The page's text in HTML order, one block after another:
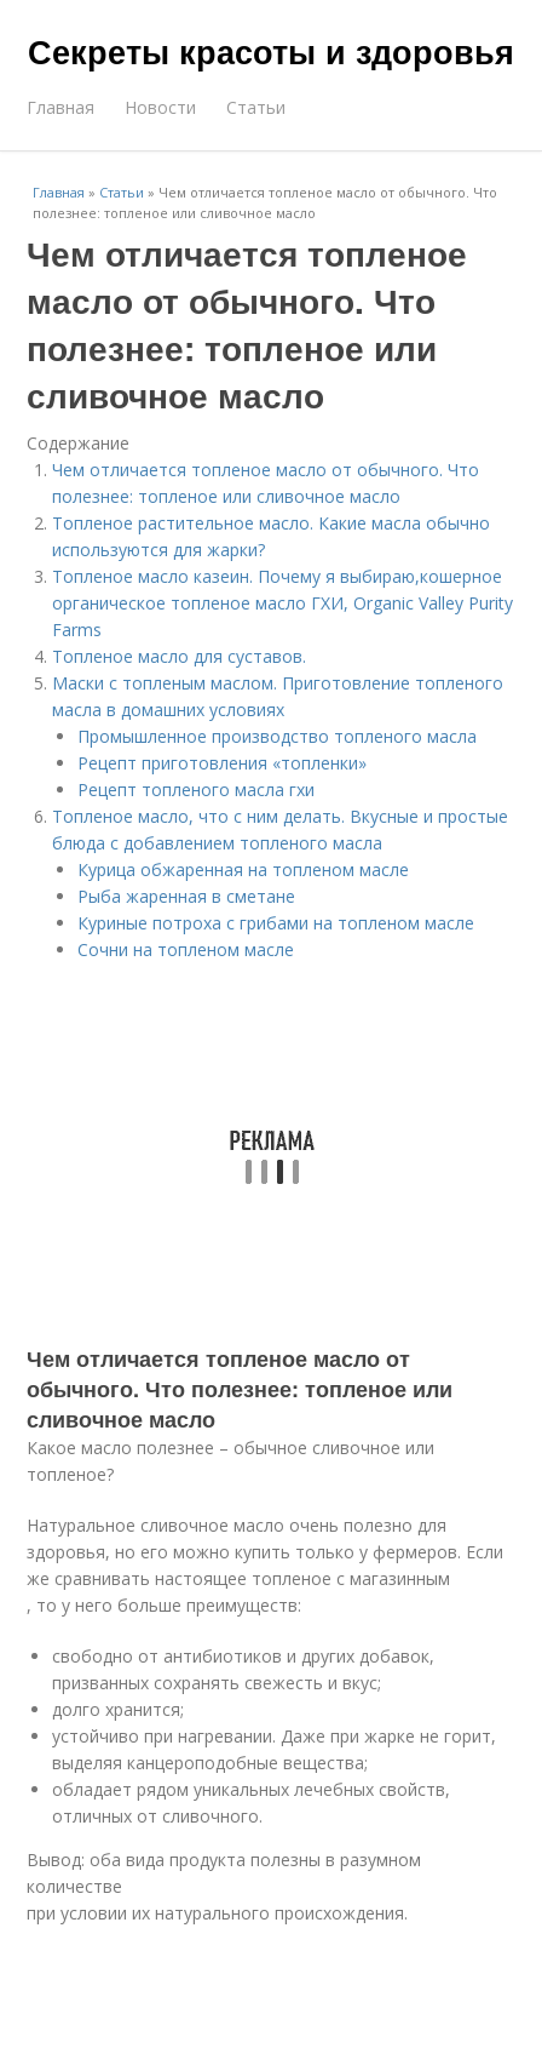
Секреты красоты и здоровья
Главная Новости Статьи
Главная » Статьи » Чем отличается топленое масло от обычного. Что
полезнее: топленое или сливочное масло
Чем отличается топленое
масло от обычного. Что
полезнее: топленое или
сливочное масло
Содержание
Чем отличается топленое масло от обычного. Что
полезнее: топленое или сливочное масло
Топленое растительное масло. Какие масла обычно
используются для жарки?
Топленое масло казеин. Почему я выбираю,кошерное
органическое топленое масло ГХИ, Organic Valley Purity
Farms
Топленое масло для суставов.
Маски с топленым маслом. Приготовление топленого
масла в домашних условиях
Промышленное производство топленого масла
Рецепт приготовления «топленки»
Рецепт топленого масла гхи
Топленое масло, что с ним делать. Вкусные и простые
блюда с добавлением топленого масла
Курица обжаренная на топленом масле
Рыба жаренная в сметане
Куриные потроха с грибами на топленом масле
Сочни на топленом масле
Чем отличается топленое масло от
обычного. Что полезнее: топленое или
сливочное масло
Какое масло полезнее – обычное сливочное или
топленое?
Натуральное сливочное масло очень полезно для
здоровья, но его можно купить только у фермеров. Если
же сравнивать настоящее топленое с магазинным
, то у него больше преимуществ:
свободно от антибиотиков и других добавок,
призванных сохранять свежесть и вкус;
долго хранится;
устойчиво при нагревании. Даже при жарке не горит,
выделяя канцероподобные вещества;
обладает рядом уникальных лечебных свойств,
отличных от сливочного.
Вывод: оба вида продукта полезны в разумном
количестве
при условии их натурального происхождения.